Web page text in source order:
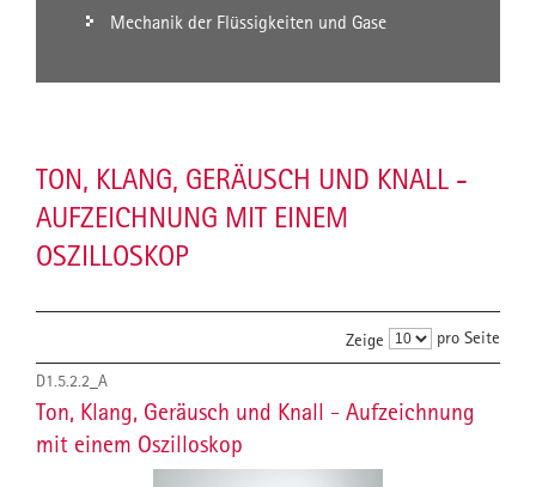
Mechanik der Flüssigkeiten und Gase
TON, KLANG, GERÄUSCH UND KNALL -
AUFZEICHNUNG MIT EINEM
OSZILLOSKOP
Zeige pro Seite
D1.5.2.2_A
Ton, Klang, Geräusch und Knall - Aufzeichnung
mit einem Oszilloskop